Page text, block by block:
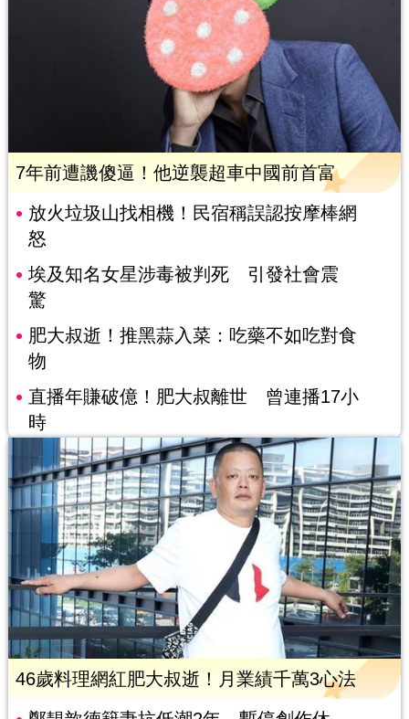
7年前遭譏傻逼！他逆襲超車中國前首富
放火垃圾山找相機！民宿稱誤認按摩棒網
怒
埃及知名女星涉毒被判死 引發社會震
驚
肥大叔逝！推黑蒜入菜：吃藥不如吃對食
物
直播年賺破億！肥大叔離世 曾連播17小
時
46歲料理網紅肥大叔逝！月業績千萬3心法